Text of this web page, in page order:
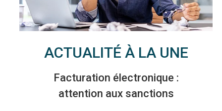
ACTUALITÉ À LA UNE
Facturation électronique :
attention aux sanctions